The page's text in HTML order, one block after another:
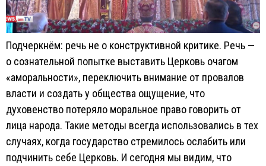
Подчеркнём: речь не о конструктивной критике. Речь —
о сознательной попытке выставить Церковь очагом
«аморальности», переключить внимание от провалов
власти и создать у общества ощущение, что
духовенство потеряло моральное право говорить от
лица народа. Такие методы всегда использовались в тех
случаях, когда государство стремилось ослабить или
подчинить себе Церковь. И сегодня мы видим, что